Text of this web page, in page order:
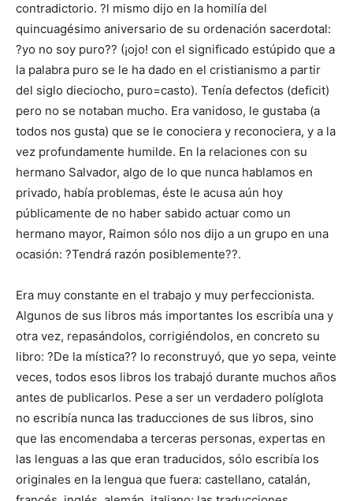
contradictorio. ?l mismo dijo en la homilía del
quincuagésimo aniversario de su ordenación sacerdotal:
?yo no soy puro?? (¡ojo! con el significado estúpido que a
la palabra puro se le ha dado en el cristianismo a partir
del siglo dieciocho, puro=casto). Tenía defectos (deficit)
pero no se notaban mucho. Era vanidoso, le gustaba (a
todos nos gusta) que se le conociera y reconociera, y a la
vez profundamente humilde. En la relaciones con su
hermano Salvador, algo de lo que nunca hablamos en
privado, había problemas, éste le acusa aún hoy
públicamente de no haber sabido actuar como un
hermano mayor, Raimon sólo nos dijo a un grupo en una
ocasión: ?Tendrá razón posiblemente??.
Era muy constante en el trabajo y muy perfeccionista.
Algunos de sus libros más importantes los escribía una y
otra vez, repasándolos, corrigiéndolos, en concreto su
libro: ?De la mística?? lo reconstruyó, que yo sepa, veinte
veces, todos esos libros los trabajó durante muchos años
antes de publicarlos. Pese a ser un verdadero políglota
no escribía nunca las traducciones de sus libros, sino
que las encomendaba a terceras personas, expertas en
las lenguas a las que eran traducidos, sólo escribía los
originales en la lengua que fuera: castellano, catalán,